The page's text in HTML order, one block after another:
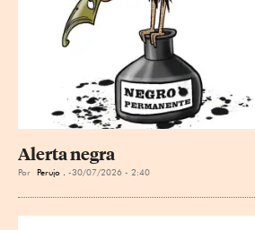
Alerta negra
Por Perujo . 30/07/2026 - 2:40